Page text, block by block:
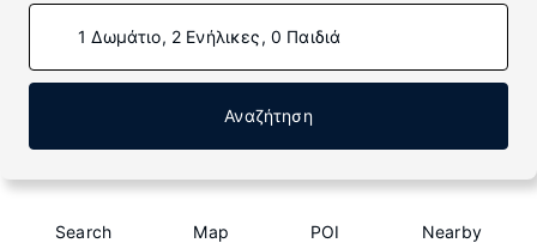
1 Δωμάτιο, 2 Ενήλικες, 0 Παιδιά
Αναζήτηση
Search Map POI Nearby